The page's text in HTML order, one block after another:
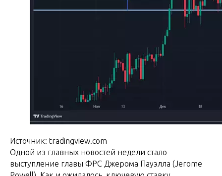
Источник: tradingview.com
Одной из главных новостей недели стало
выступление главы ФРС Джерома Пауэлла (Jerome